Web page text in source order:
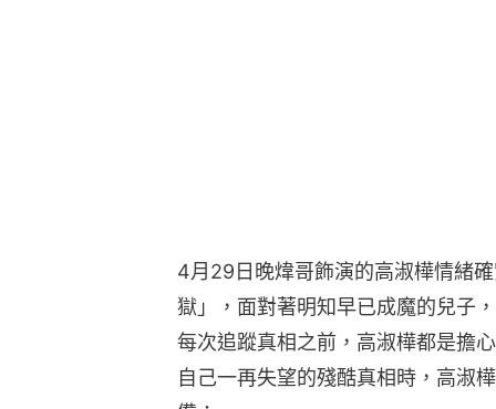
4月29日晚煒哥飾演的高淑樺情緒
獄」，面對著明知早已成魔的兒子
每次追蹤真相之前，高淑樺都是擔
自己一再失望的殘酷真相時，高淑